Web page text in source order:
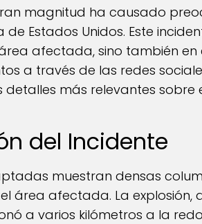
magnitud ha causado
Estados Unidos. Este
afectada, sino también
a través de las redes
detalles más relevantes sobre
del Incidente
muestran densas
área afectada. La explosión,
a varios kilómetros a la